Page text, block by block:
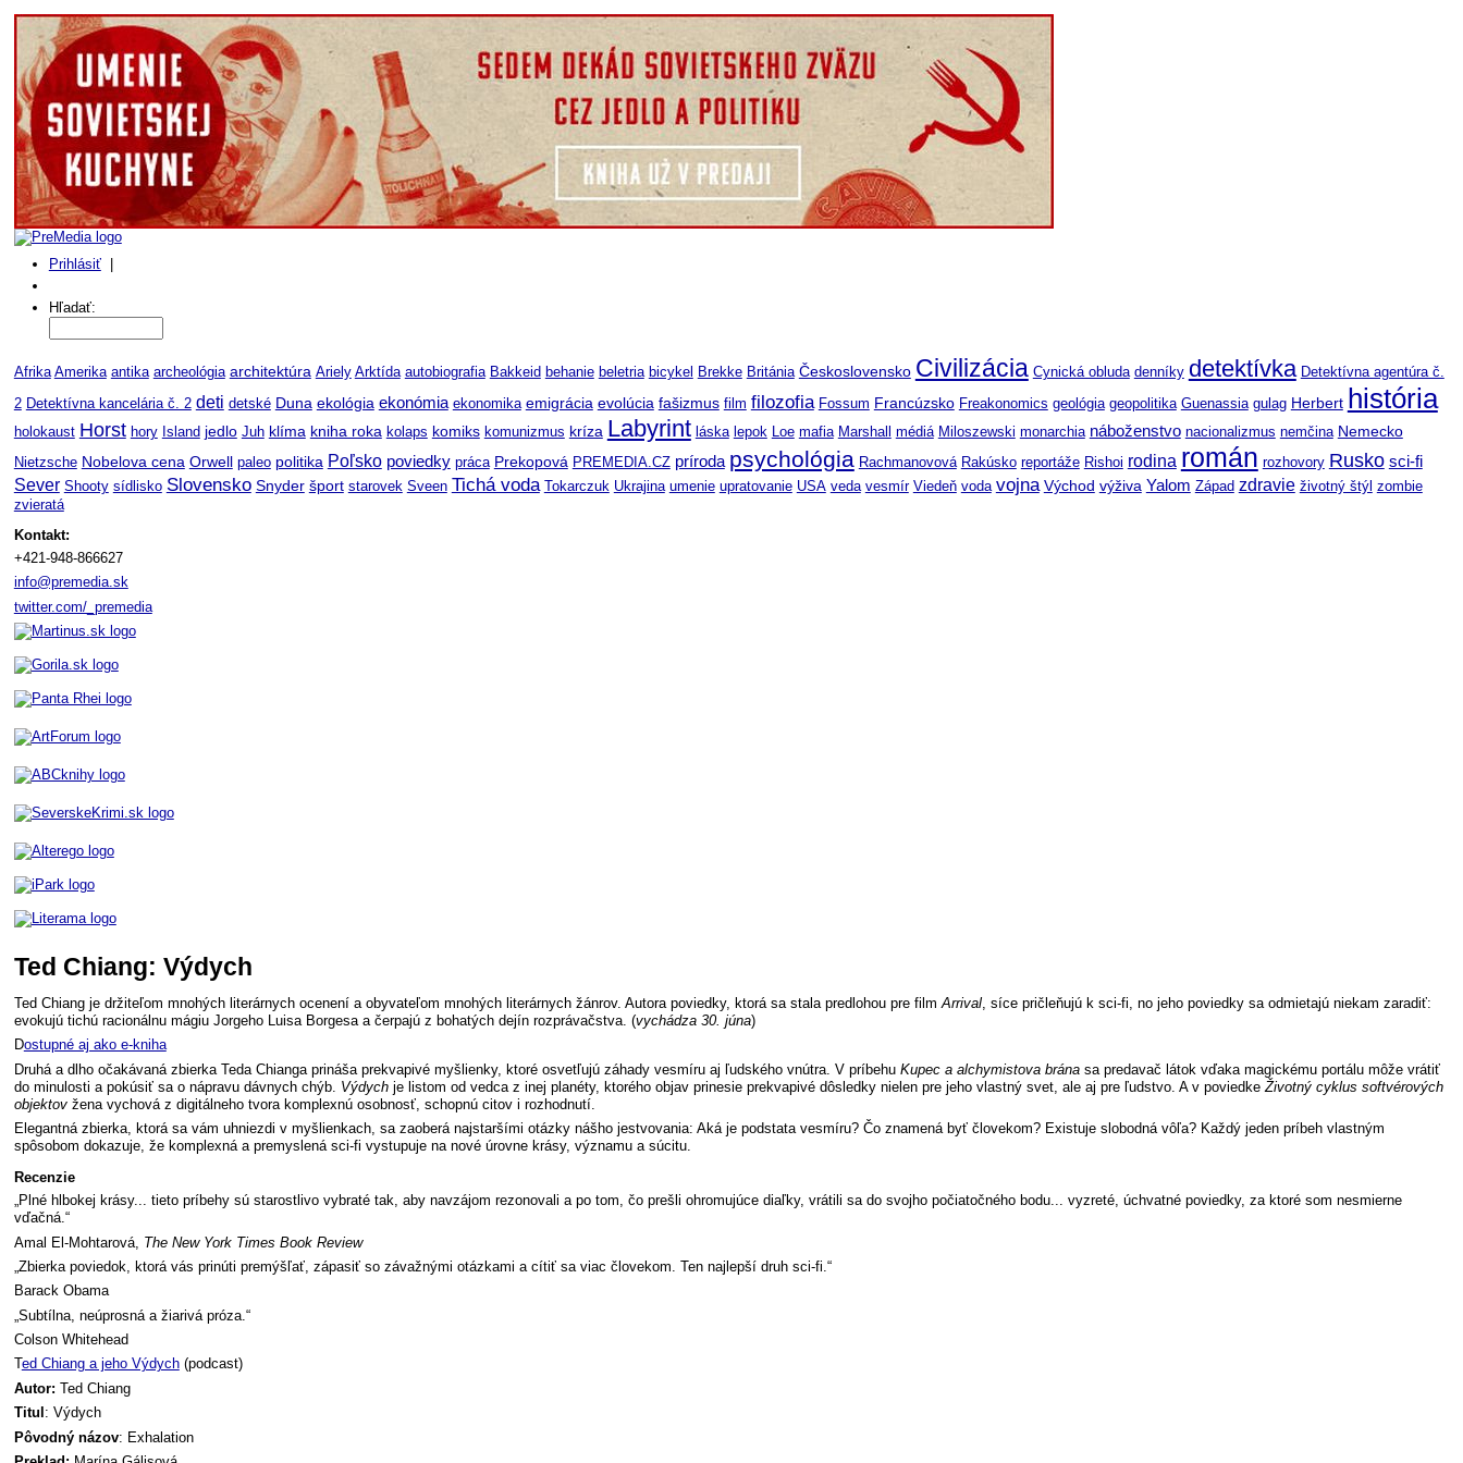
Prihlásiť|
Hľadať:
Afrika Amerika antika archeológia architektúra Ariely Arktída autobiografia Bakkeid behanie beletria bicykel Brekke Británia Československo Civilizácia Cynická obluda denníky detektívka Detektívna agentúra č.
2 Detektívna kancelária č. 2 deti detské Duna ekológia ekonómia ekonomika emigrácia evolúcia fašizmus film filozofia Fossum Francúzsko Freakonomics geológia geopolitika Guenassia gulag Herbert história
holokaust Horst hory Island jedlo Juh klíma kniha roka kolaps komiks komunizmus kríza Labyrint láska lepok Loe mafia Marshall médiá Miloszewski monarchia náboženstvo nacionalizmus nemčina Nemecko
Nietzsche Nobelova cena Orwell paleo politika Poľsko poviedky práca Prekopová PREMEDIA.CZ príroda psychológia Rachmanovová Rakúsko reportáže Rishoi rodina román rozhovory Rusko sci-fi
Sever Shooty sídlisko Slovensko Snyder šport starovek Sveen Tichá voda Tokarczuk Ukrajina umenie upratovanie USA veda vesmír Viedeň voda vojna Východ výživa Yalom Západ zdravie životný štýl zombie
zvieratá
Kontakt:
+421-948-866627
info@premedia.sk
twitter.com/_premedia
Ted Chiang: Výdych
Ted Chiang je držiteľom mnohých literárnych ocenení a obyvateľom mnohých literárnych žánrov. Autora poviedky, ktorá sa stala predlohou pre film Arrival, síce pričleňujú k sci-fi, no jeho poviedky sa odmietajú niekam zaradiť:
evokujú tichú racionálnu mágiu Jorgeho Luisa Borgesa a čerpajú z bohatých dejín rozprávačstva. (vychádza 30. júna)
Dostupné aj ako e-kniha
Druhá a dlho očakávaná zbierka Teda Chianga prináša prekvapivé myšlienky, ktoré osvetľujú záhady vesmíru aj ľudského vnútra. V príbehu Kupec a alchymistova brána sa predavač látok vďaka magickému portálu môže vrátiť
do minulosti a pokúsiť sa o nápravu dávnych chýb. Výdychje listom od vedca z inej planéty, ktorého objav prinesie prekvapivé dôsledky nielen pre jeho vlastný svet, ale aj pre ľudstvo. A v poviedke Životný cyklus softvérových
objektov žena vychová z digitálneho tvora komplexnú osobnosť, schopnú citov i rozhodnutí.
Elegantná zbierka, ktorá sa vám uhniezdi v myšlienkach, sa zaoberá najstaršími otázky nášho jestvovania: Aká je podstata vesmíru? Čo znamená byť človekom? Existuje slobodná vôľa? Každý jeden príbeh vlastným
spôsobom dokazuje, že komplexná a premyslená sci-fi vystupuje na nové úrovne krásy, významu a súcitu.
Recenzie
„Plné hlbokej krásy... tieto príbehy sú starostlivo vybraté tak, aby navzájom rezonovali a po tom, čo prešli ohromujúce diaľky, vrátili sa do svojho počiatočného bodu... vyzreté, úchvatné poviedky, za ktoré som nesmierne
vďačná.“
Amal El-Mohtarová, The New York Times Book Review
„Zbierka poviedok, ktorá vás prinúti premýšľať, zápasiť so závažnými otázkami a cítiť sa viac človekom. Ten najlepší druh sci-fi.“
Barack Obama
„Subtílna, neúprosná a žiarivá próza.“
Colson Whitehead
Ted Chiang a jeho Výdych(podcast)
Autor: Ted Chiang
Titul : Výdych
Pôvodný názov: Exhalation